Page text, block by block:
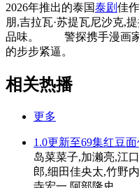
2026年推出的泰国泰剧佳
朋,吉拉瓦·苏提瓦尼沙克,
品味。 警探携手漫画家
的步步紧逼。
相关热播
更多
1.0更新至69集红豆面
岛菜菜子,加濑亮,江
郎,细田佳央太,竹野